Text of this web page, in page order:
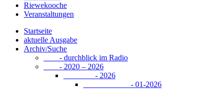
Riewekooche
Veranstaltungen
Startseite
aktuelle Ausgabe
Archiv/Suche
- durchblick im Radio
- 2020 – 2026
- 2026
- 01-2026